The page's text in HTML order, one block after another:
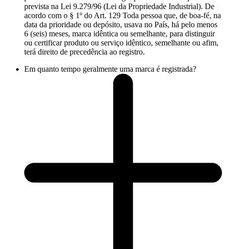
prevista na Lei 9.279/96 (Lei da Propriedade Industrial). De
acordo com o § 1º do Art. 129 Toda pessoa que, de boa-fé, na
data da prioridade ou depósito, usava no País, há pelo menos
6 (seis) meses, marca idêntica ou semelhante, para distinguir
ou certificar produto ou serviço idêntico, semelhante ou afim,
terá direito de precedência ao registro.
Em quanto tempo geralmente uma marca é registrada?